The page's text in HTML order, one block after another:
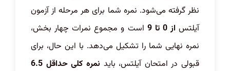
نظر گرفته می‌شود. نمره شما برای هر مرحله از آزمون
آیلتس از 0 تا 9
است و مجموع نمرات چهار بخش،
نمره نهایی شما را تشکیل می‌دهد. با این حال، برای
قبولی در امتحان آیلتس، باید نمره کلی حداقل 6.5